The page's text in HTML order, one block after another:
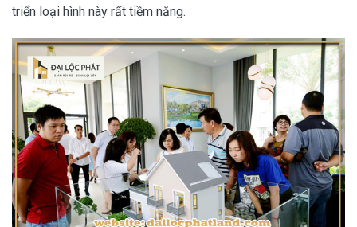
triển loại hình này rất tiềm năng.